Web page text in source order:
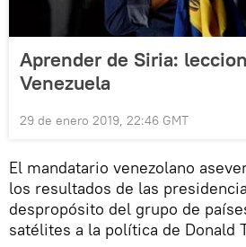
Aprender de Siria:
Venezuela
29 de enero 2019, 22:46 GMT
El mandatario venezolano
los resultados de las
despropósito del grupo de
satélites a la política de Donald